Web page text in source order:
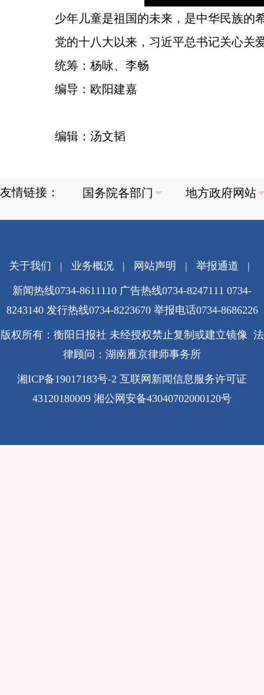
少年儿童是祖国的未来，是中华民族的
党的十八大以来，习近平总书记关心关
统筹：杨咏、李畅
编导：欧阳建嘉
编辑：汤文韬
友情链接：
关于我们 | 业务概况| 网站声明 | 举报通道 |
新闻热线0734-8611110 广告热线0734-8247111 0734-
8243140 发行热线0734-8223670 举报电话0734-8686226
版权所有：衡阳日报社 未经授权禁止复制或建立镜像 法
律顾问：湖南雁京律师事务所
湘ICP备19017183号-2 互联网新闻信息服务许可证
43120180009 湘公网安备43040702000120号